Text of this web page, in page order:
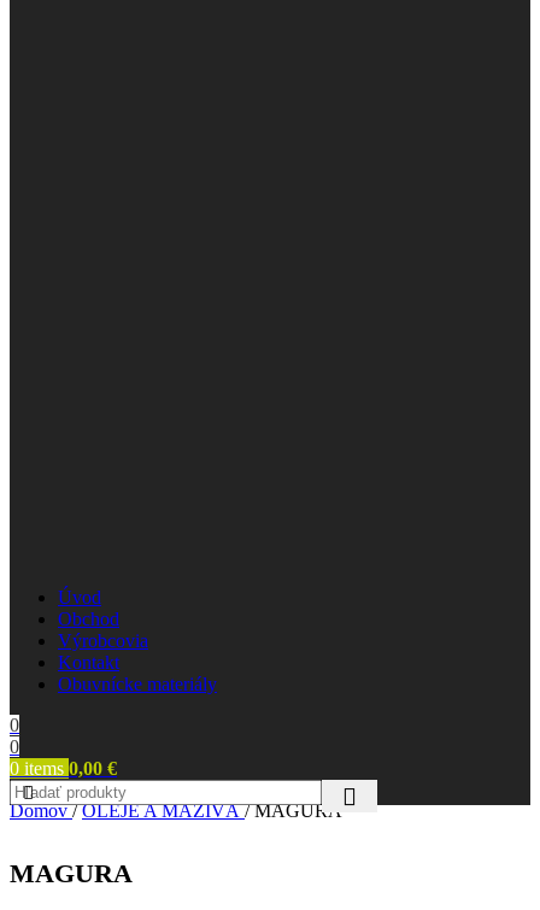
Úvod
Obchod
Výrobcovia
Kontakt
Obuvnícke materiály
0
0
0 items 0,00 €
Domov/ OLEJE A MAZIVÁ/ MAGURA
MAGURA